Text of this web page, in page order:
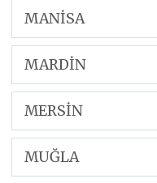
MANİSA
MARDİN
MERSİN
MUĞLA